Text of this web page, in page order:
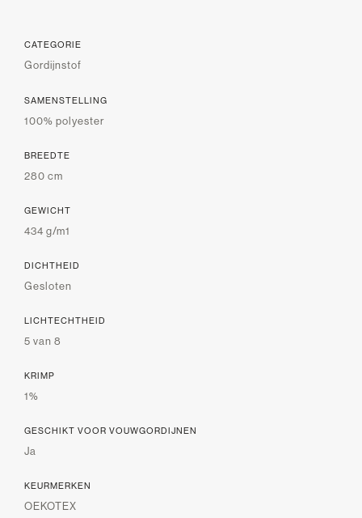
CATEGORIE
Gordijnstof
SAMENSTELLING
100% polyester
BREEDTE
280 cm
GEWICHT
434 g/m1
DICHTHEID
Gesloten
LICHTECHTHEID
5 van 8
KRIMP
1%
GESCHIKT VOOR VOUWGORDIJNEN
Ja
KEURMERKEN
OEKOTEX